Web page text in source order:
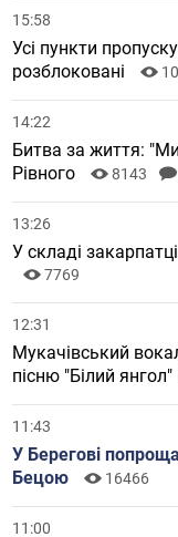
15:58
Усі пункти
розблоковані
14:22
Битва за життя:
Рівного
8143
13:26
У складі
7769
12:31
Мукачівський
пісню "Білий
11:43
У Берегові
Бецою
16466
11:00